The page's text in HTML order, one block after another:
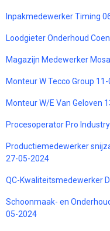
Inpakmedewerker Timing
Loodgieter Onderhoud
Magazijn Medewerker
Monteur W Tecco Group
Monteur W/E Van Geloven
Procesoperator Pro
Productiemedewerker
27-05-2024
QC-Kwaliteitsmedewerker
Schoonmaak- en
05-2024